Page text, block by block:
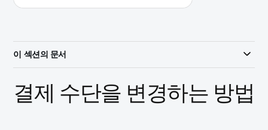
이 섹션의 문서
결제 수단을 변경하는 방법